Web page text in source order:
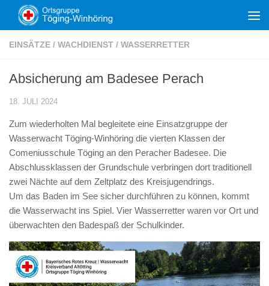
Zum Inhalt springen
EINSÄTZE / WACHDIENST / WASSERRETTER
Absicherung am Badesee Perach
18. JULI 2024
Zum wiederholten Mal begleitete eine Einsatzgruppe der
Wasserwacht Töging-Winhöring die vierten Klassen der
Comeniusschule Töging an den Peracher Badesee. Die
Abschlussklassen der Grundschule verbringen dort traditionell
zwei Nächte auf dem Zeltplatz des Kreisjugendrings.
Um das Baden im See sicher durchführen zu können, kommt
die Wasserwacht ins Spiel. Vier Wasserretter waren vor Ort und
überwachten den Badespaß der Schulkinder.